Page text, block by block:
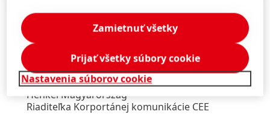
Zuzana Kaňuchová
Henkel Slovensko
Henkel ČR
Henkel Magyarország
Riaditeľka Korportánej komunikácie CEE
Nastavenia súborov cookie
Zamietnuť všetky
Prijať všetky súbory cookie